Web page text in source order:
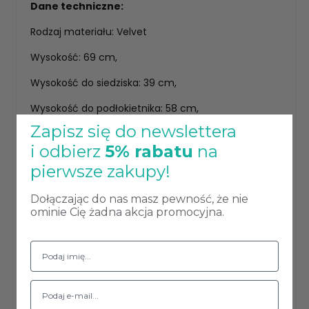
Dane techniczne:
Rodzaj materiału: Velvet
Wysokość: 69 cm,
Wysokość do siedziska: 39 cm,
Wysokość do podłokietnika: 58 cm,
Głębokość: 60 cm,
Głębokość siedziska: 41 cm,
Szerokość: 73 cm,
Szerokość siedziska: 42 cm,
Waga: 12 kg,
Maksymalna waga obciążenia: 120 kg.
Zapisz się do newslettera
i odbierz 5% rabatu na
pierwsze zakupy!
Dołączając do nas masz pewność, że nie
ominie Cię żadna akcja promocyjna.